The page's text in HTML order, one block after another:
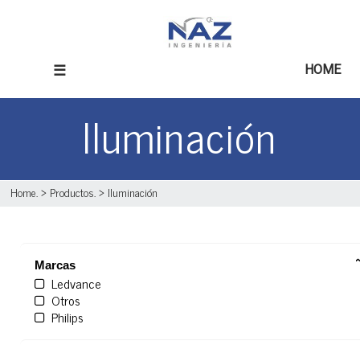
HOME
☰
Iluminación
Home . > Productos . > Iluminación
Marcas
Ledvance
Otros
Philips